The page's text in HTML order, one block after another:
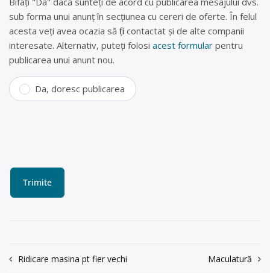
sub forma unui anunț în secțiunea cu cereri de oferte. În felul
acesta veți avea ocazia să fiți contactat și de alte companii
interesate. Alternativ, puteți folosi acest formular pentru
publicarea unui anunt nou.
Da, doresc publicarea
Navigare
Ridicare masina pt fier vechi Maculatură